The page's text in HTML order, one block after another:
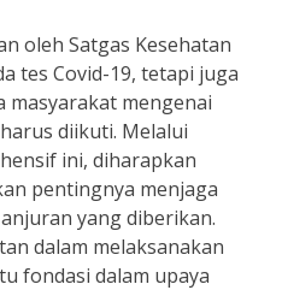
oleh Satgas Kesehatan
tes Covid-19, tetapi juga
masyarakat mengenai
diikuti. Melalui
ini, diharapkan
pentingnya menjaga
yang diberikan.
dalam melaksanakan
fondasi dalam upaya